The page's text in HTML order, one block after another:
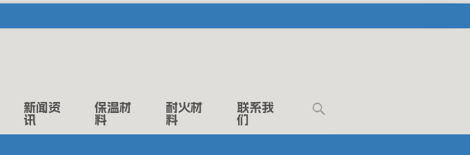
新闻资
讯
保温材
料
耐火材
料
联系我
们
Search